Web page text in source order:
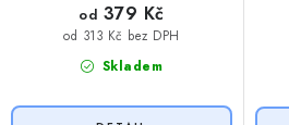
Skladem
od 313 Kč bez DPH
od 379 Kč